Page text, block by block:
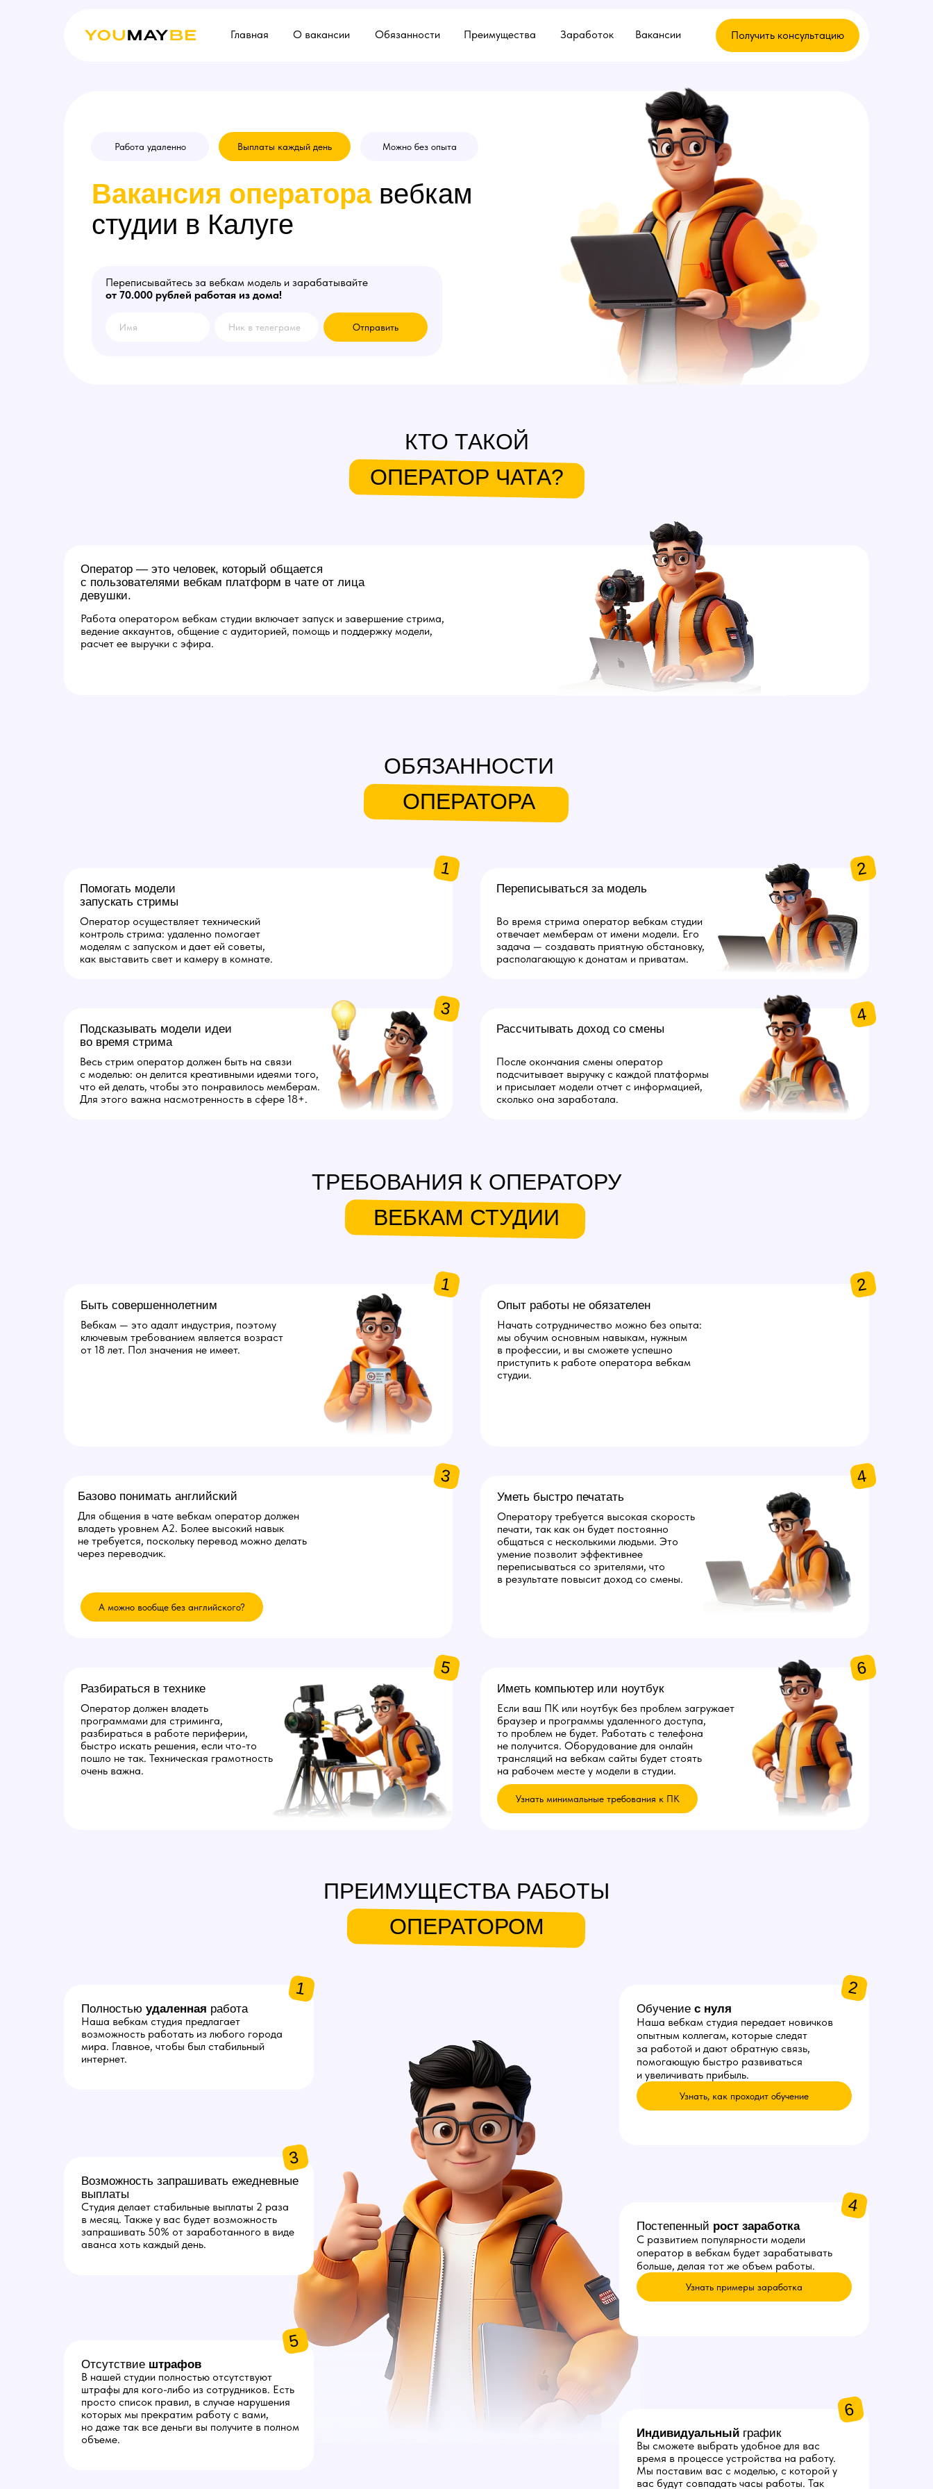
Получить консультацию
Вакансии
Заработок
Преимущества
Обязанности
О вакансии
Главная
Вакансия оператора вебкам
студии в Калуге
Переписывайтесь за вебкам модель и зарабатывайте
от 70.000 рублей работая из дома!
Отправить
Работа удаленно Можно без опыта
Выплаты каждый день
КТО ТАКОЙ
ОПЕРАТОР ЧАТА?
Оператор — это человек, который общается
с пользователями вебкам платформ в чате от лица
девушки.
Работа оператором вебкам студии включает запуск и завершение стрима,
ведение аккаунтов, общение с аудиторией, помощь и поддержку модели,
расчет ее выручки с эфира.
ОБЯЗАННОСТИ
ОПЕРАТОРА
Помогать модели
запускать стримы
Оператор осуществляет технический
контроль стрима: удаленно помогает
моделям с запуском и дает ей советы,
как выставить свет и камеру в комнате.
1
Переписываться за модель
Во время стрима оператор вебкам студии
отвечает мемберам от имени модели. Его
задача — создавать приятную обстановку,
располагающую к донатам и приватам.
2
Подсказывать модели идеи
во время стрима
Весь стрим оператор должен быть на связи
с моделью: он делится креативными идеями того,
что ей делать, чтобы это понравилось мемберам.
Для этого важна насмотренность в сфере 18+.
3
Рассчитывать доход со смены
После окончания смены оператор
подсчитывает выручку с каждой платформы
и присылает модели отчет с информацией,
сколько она заработала.
4
ТРЕБОВАНИЯ К ОПЕРАТОРУ
ВЕБКАМ СТУДИИ
Быть совершеннолетним
Вебкам — это адалт индустрия, поэтому
ключевым требованием является возраст
от 18 лет. Пол значения не имеет.
1
Опыт работы не обязателен
Начать сотрудничество можно без опыта:
мы обучим основным навыкам, нужным
в профессии, и вы сможете успешно
приступить к работе оператора вебкам
студии.
2
Базово понимать английский
Для общения в чате вебкам оператор должен
владеть уровнем A2. Более высокий навык
не требуется, поскольку перевод можно делать
через переводчик.
3
Уметь быстро печатать
Оператору требуется высокая скорость
печати, так как он будет постоянно
общаться с несколькими людьми. Это
умение позволит эффективнее
переписываться со зрителями, что
в результате повысит доход со смены.
4
А можно вообще без английского?
Разбираться в технике
Оператор должен владеть
программами для стриминга,
разбираться в работе периферии,
быстро искать решения, если что-то
пошло не так. Техническая грамотность
очень важна.
5
Иметь компьютер или ноутбук
Если ваш ПК или ноутбук без проблем загружает
браузер и программы удаленного доступа,
то проблем не будет. Работать с телефона
не получится. Оборудование для онлайн
трансляций на вебкам сайты будет стоять
на рабочем месте у модели в студии.
6
Узнать минимальные требования к ПК
ПРЕИМУЩЕСТВА РАБОТЫ
ОПЕРАТОРОМ
Полностью удаленная работа
Наша вебкам студия предлагает
возможность работать из любого города
мира. Главное, чтобы был стабильный ​​
интернет.
1
Возможность запрашивать ежедневные
выплаты
Студия делает стабильные выплаты 2 раза
в месяц. Также у вас будет возможность
запрашивать 50% от заработанного в виде
аванса хоть каждый день.
3
Отсутствие штрафов
В нашей студии полностью отсутствуют
штрафы для кого-либо из сотрудников. Есть
просто список правил, в случае нарушения
которых мы прекратим работу с вами,
но даже так все деньги вы получите в полном
объеме.
5
Индивидуальный график
Вы сможете выбрать удобное для вас
время в процессе устройства на работу.
Мы поставим вас с моделью, с которой у
вас будут совпадать часы работы. Так
6
2
Обучение с нуля
Наша вебкам студия передает новичков
опытным коллегам, которые следят
за работой и дают обратную связь,
помогающую быстро развиваться
и увеличивать прибыль.
Узнать, как проходит обучение
4
Постепенный рост заработка
С развитием популярности модели
оператор в вебкам будет зарабатывать
больше, делая тот же объем работы.
Узнать примеры заработка